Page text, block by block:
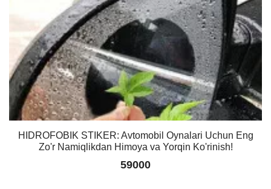
HIDROFOBIK STIKER: Avtomobil Oynalari Uchun Eng
Zo'r Namiqlikdan Himoya va Yorqin Ko'rinish!
59000